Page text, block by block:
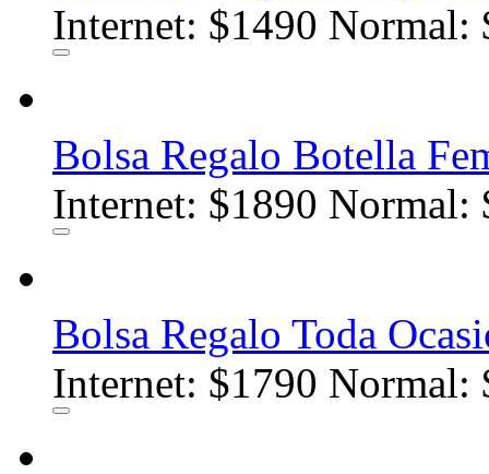
Internet: $1490 Normal:
Bolsa Regalo Botella
Internet: $1890 Normal:
Bolsa Regalo Toda
Internet: $1790 Normal: